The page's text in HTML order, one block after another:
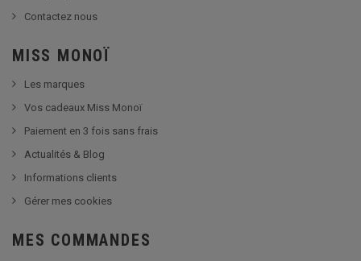
Contactez nous
MISS MONOÏ
Les marques
Vos cadeaux Miss Monoï
Paiement en 3 fois sans frais
Actualités & Blog
Informations clients
Gérer mes cookies
MES COMMANDES